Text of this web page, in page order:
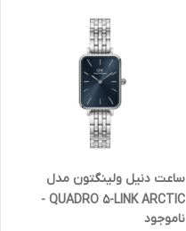
ساعت دنیل ولینگتون مدل
QUADRO 5-LINK ARCTIC -
سیلور صفحه سرمه ای (زنانه)
ناموجود